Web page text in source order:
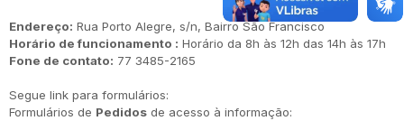
Endereço: Rua Porto Alegre, s/n, Bairro São Francisco
Horário de funcionamento : Horário da 8h às 12h das 14h às 17h
Fone de contato: 77 3485-2165
Segue link para formulários:
Formulários de Pedidos de acesso à informação: